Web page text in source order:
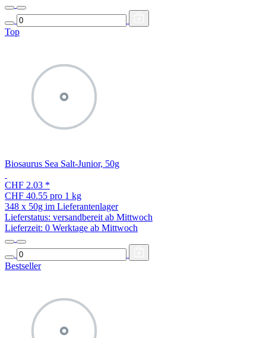
Top
Biosaurus Sea Salt-Junior, 50g
CHF 2.03 *
CHF 40.55 pro 1 kg
348 x 50g im Lieferantenlager
Lieferstatus: versandbereit ab Mittwoch
Lieferzeit: 0 Werktage ab Mittwoch
Bestseller